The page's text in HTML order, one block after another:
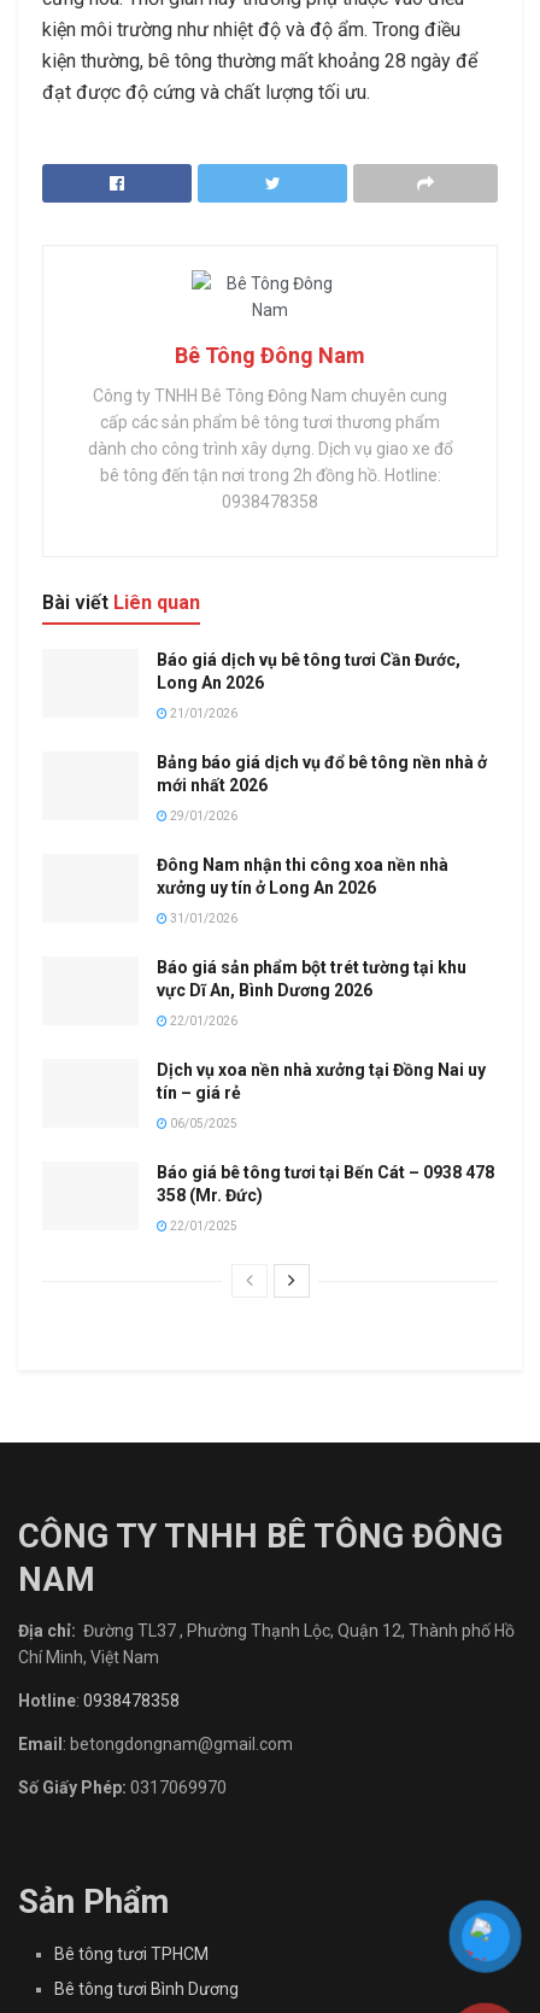
kiện môi trường như nhiệt độ và độ ẩm. Trong điều
kiện thường, bê tông thường mất khoảng 28 ngày để
đạt được độ cứng và chất lượng tối ưu.
Bê Tông Đông Nam
Công ty TNHH Bê Tông Đông Nam chuyên cung
cấp các sản phẩm bê tông tươi thương phẩm
dành cho công trình xây dựng. Dịch vụ giao xe đổ
bê tông đến tận nơi trong 2h đồng hồ. Hotline:
0938478358
Bài viết Liên quan
Báo giá dịch vụ bê tông tươi Cần Đước,
Long An 2026
21/01/2026
Bảng báo giá dịch vụ đổ bê tông nền nhà ở
mới nhất 2026
29/01/2026
Đông Nam nhận thi công xoa nền nhà
xưởng uy tín ở Long An 2026
31/01/2026
Báo giá sản phẩm bột trét tường tại khu
vực Dĩ An, Bình Dương 2026
22/01/2026
Dịch vụ xoa nền nhà xưởng tại Đồng Nai uy
tín – giá rẻ
06/05/2025
Báo giá bê tông tươi tại Bến Cát – 0938 478
358 (Mr. Đức)
22/01/2025
CÔNG TY TNHH BÊ TÔNG ĐÔNG
NAM
Địa chỉ: Đường TL37 , Phường Thạnh Lộc, Quận 12, Thành phố Hồ
Chí Minh, Việt Nam
Hotline: 0938478358
Email : betongdongnam@gmail.com
Số Giấy Phép: 0317069970
Sản Phẩm
Bê tông tươi TPHCM
Bê tông tươi Bình Dương